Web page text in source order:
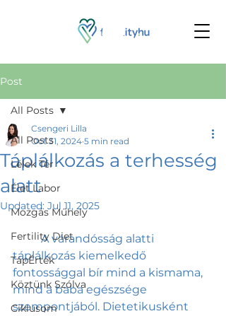
Post
All Posts
Lélek Tér
Élet Labor
Mozgás Műhely
Fertility Diet
TápÉrték
Köztünk Szólva
Ciklusom
All Posts
Táplálkozás a terhesség
alatt
Csengeri Lilla
Oct 31, 2024 5 min read
Updated: Jul 11, 2025
	A várandósság alatti
táplálkozás kiemelkedő
fontossággal bír mind a kismama,
mind a baba egészsége
szempontjából. Dietetikusként